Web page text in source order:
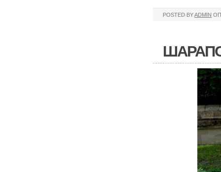
POSTED BYADMIN